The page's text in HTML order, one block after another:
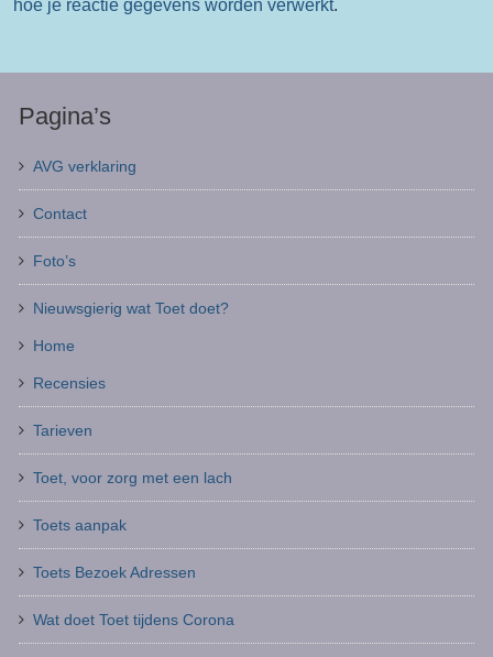
hoe je reactie gegevens worden verwerkt.
Pagina’s
AVG verklaring
Contact
Foto’s
Nieuwsgierig wat Toet doet?
Home
Recensies
Tarieven
Toet, voor zorg met een lach
Toets aanpak
Toets Bezoek Adressen
Wat doet Toet tijdens Corona